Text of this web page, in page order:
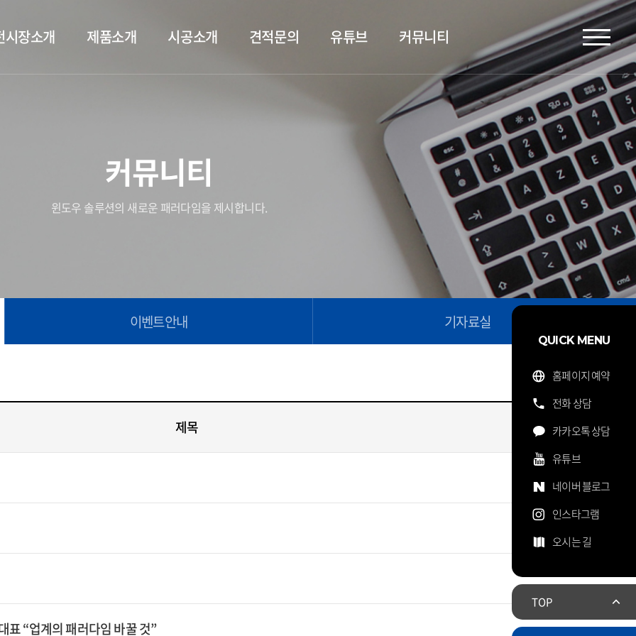
시장소개 제품소개 시공소개 견적문의 유튜브 커뮤니티
커뮤니티
윈도우 솔루션의 새로운 패러다임을 제시합니다.
이벤트안내 기자료실
제목
표 “업계의 패러다임 바꿀 것”
QUICK MENU
홈페이지 예약
전화 상담
카카오톡 상담
유튜브
네이버 블로그
인스타그램
오시는 길
TOP